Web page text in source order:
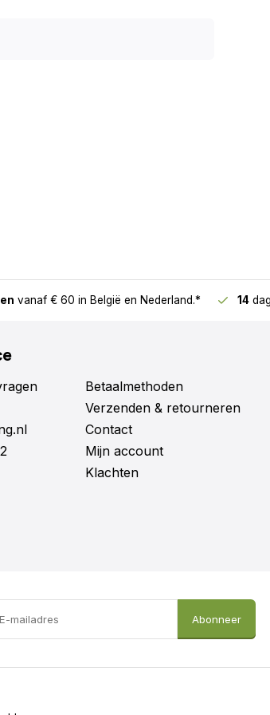
76 cm hoog.
vanaf € 60 in België en Nederland.* 14
Betaalmethoden
Verzenden & retourneren
Contact
Mijn account
Klachten
Abonneer